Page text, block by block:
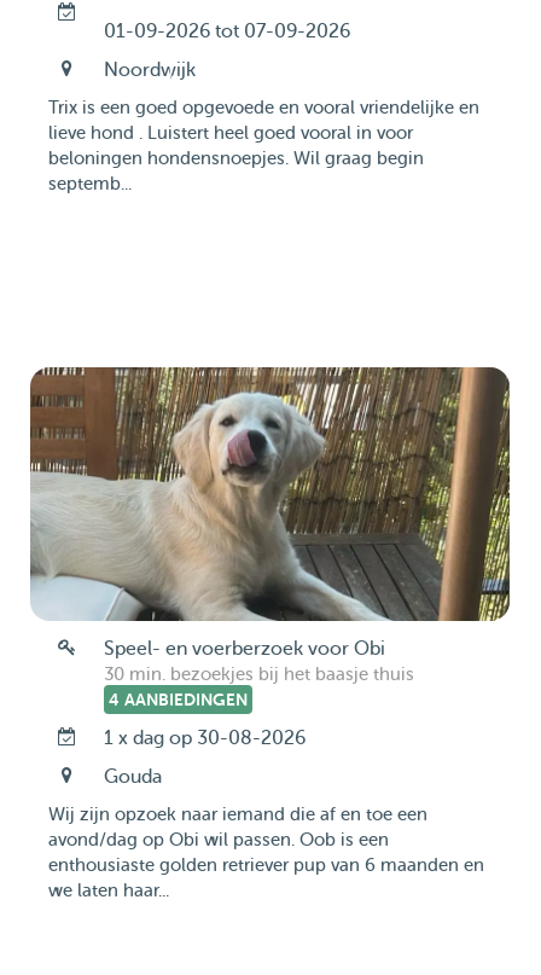
01-09-2026 tot 07-09-2026
Noordwijk
Trix is een goed opgevoede en vooral vriendelijke en
lieve hond . Luistert heel goed vooral in voor
beloningen hondensnoepjes. Wil graag begin
septemb...
Speel- en voerberzoek voor Obi
30 min. bezoekjes bij het baasje thuis
4 AANBIEDINGEN
1 x dag op 30-08-2026
Gouda
Wij zijn opzoek naar iemand die af en toe een
avond/dag op Obi wil passen. Oob is een
enthousiaste golden retriever pup van 6 maanden en
we laten haar...